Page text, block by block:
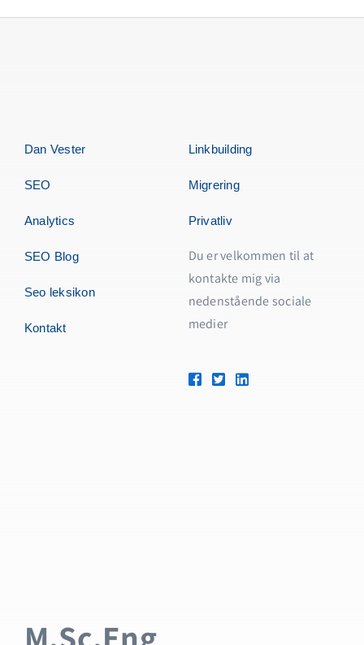
Dan Vester
SEO
Analytics
SEO Blog
Seo leksikon
Kontakt
Linkbuilding
Migrering
Privatliv
Du er velkommen til at
kontakte mig via
nedenstående sociale
medier